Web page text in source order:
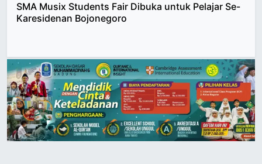
SMA Musix Students Fair Dibuka untuk Pelajar Se-
Karesidenan Bojonegoro